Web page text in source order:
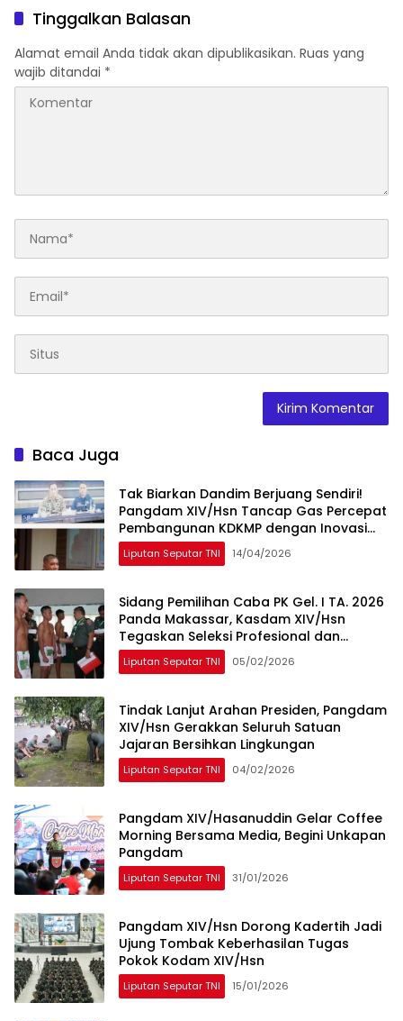
XIV/Hsn
Tinggalkan Balasan
Alamat email Anda tidak akan dipublikasikan. Ruas yang
wajib ditandai *
Baca Juga
Tak Biarkan Dandim Berjuang Sendiri!
Pangdam XIV/Hsn Tancap Gas Percepat
Pembangunan KDKMP dengan Inovasi
Workshop
Liputan Seputar TNI 14/04/2026
Sidang Pemilihan Caba PK Gel. I TA. 2026
Panda Makassar, Kasdam XIV/Hsn
Tegaskan Seleksi Profesional dan
Objektif
Liputan Seputar TNI 05/02/2026
Tindak Lanjut Arahan Presiden, Pangdam
XIV/Hsn Gerakkan Seluruh Satuan
Jajaran Bersihkan Lingkungan
Liputan Seputar TNI 04/02/2026
Pangdam XIV/Hasanuddin Gelar Coffee
Morning Bersama Media, Begini Unkapan
Pangdam
Liputan Seputar TNI 31/01/2026
Pangdam XIV/Hsn Dorong Kadertih Jadi
Ujung Tombak Keberhasilan Tugas
Pokok Kodam XIV/Hsn
Liputan Seputar TNI 15/01/2026